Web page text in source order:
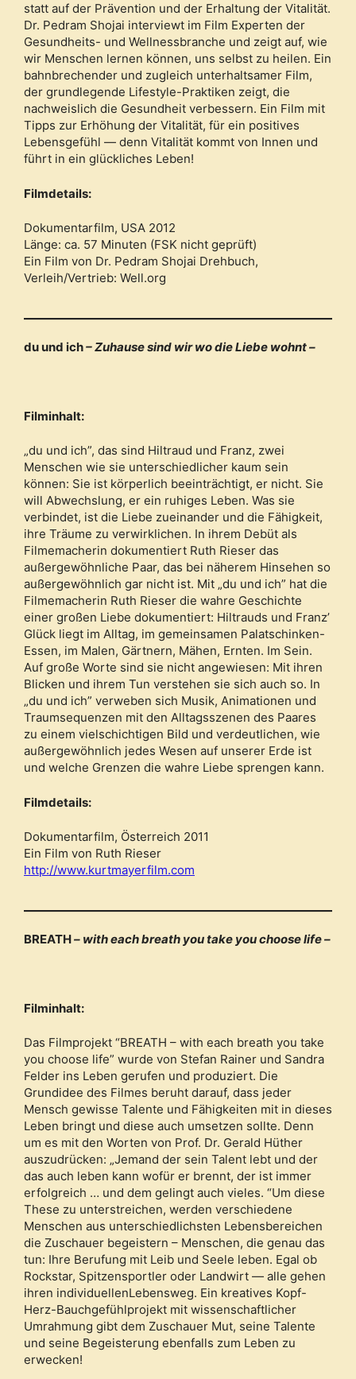
statt auf der Prävention und der Erhaltung der Vitalität.
Dr. Pedram Shojai interviewt im Film Experten der
Gesundheits- und Wellnessbranche und zeigt auf, wie
wir Menschen lernen können, uns selbst zu heilen. Ein
bahnbrechender und zugleich unterhaltsamer Film,
der grundlegende Lifestyle-Praktiken zeigt, die
nachweislich die Gesundheit verbessern. Ein Film mit
Tipps zur Erhöhung der Vitalität, für ein positives
Lebensgefühl — denn Vitalität kommt von Innen und
führt in ein glückliches Leben!
Filmdetails:
Dokumentarfilm, USA 2012
Länge: ca. 57 Minuten (FSK nicht geprüft)
Ein Film von Dr. Pedram Shojai Drehbuch,
Verleih/Vertrieb: Well.org
du und ich– Zuhause sind wir wo die Liebe wohnt –
Filminhalt:
„du und ich”, das sind Hiltraud und Franz, zwei
Menschen wie sie unterschiedlicher kaum sein
können: Sie ist körperlich beeinträchtigt, er nicht. Sie
will Abwechslung, er ein ruhiges Leben. Was sie
verbindet, ist die Liebe zueinander und die Fähigkeit,
ihre Träume zu verwirklichen. In ihrem Debüt als
Filmemacherin dokumentiert Ruth Rieser das
außergewöhnliche Paar, das bei näherem Hinsehen so
außergewöhnlich gar nicht ist. Mit „du und ich” hat die
Filmemacherin Ruth Rieser die wahre Geschichte
einer großen Liebe dokumentiert: Hiltrauds und Franz’
Glück liegt im Alltag, im gemeinsamen Palatschinken-
Essen, im Malen, Gärtnern, Mähen, Ernten. Im Sein.
Auf große Worte sind sie nicht angewiesen: Mit ihren
Blicken und ihrem Tun verstehen sie sich auch so. In
„du und ich” verweben sich Musik, Animationen und
Traumsequenzen mit den Alltagsszenen des Paares
zu einem vielschichtigen Bild und verdeutlichen, wie
außergewöhnlich jedes Wesen auf unserer Erde ist
und welche Grenzen die wahre Liebe sprengen kann.
Filmdetails:
Dokumentarfilm, Österreich 2011
Ein Film von Ruth Rieser
http://www.kurtmayerfilm.com
BREATH– with each breath you take you choose life –
Filminhalt:
Das Filmprojekt “BREATH – with each breath you take
you choose life” wurde von Stefan Rainer und Sandra
Felder ins Leben gerufen und produziert. Die
Grundidee des Filmes beruht darauf, dass jeder
Mensch gewisse Talente und Fähigkeiten mit in dieses
Leben bringt und diese auch umsetzen sollte. Denn
um es mit den Worten von Prof. Dr. Gerald Hüther
auszudrücken: „Jemand der sein Talent lebt und der
das auch leben kann wofür er brennt, der ist immer
erfolgreich … und dem gelingt auch vieles. “Um diese
These zu unterstreichen, werden verschiedene
Menschen aus unterschiedlichsten Lebensbereichen
die Zuschauer begeistern – Menschen, die genau das
tun: Ihre Berufung mit Leib und Seele leben. Egal ob
Rockstar, Spitzensportler oder Landwirt — alle gehen
ihren individuellenLebensweg. Ein kreatives Kopf-
Herz-Bauchgefühlprojekt mit wissenschaftlicher
Umrahmung gibt dem Zuschauer Mut, seine Talente
und seine Begeisterung ebenfalls zum Leben zu
erwecken!